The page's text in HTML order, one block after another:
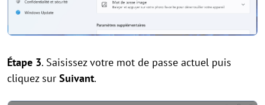
Étape 3. Saisissez votre mot de passe actuel puis
cliquez sur Suivant.